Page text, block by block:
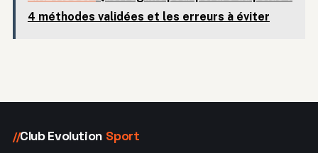
4 méthodes validées et les erreurs à éviter
//Club Evolution Sport